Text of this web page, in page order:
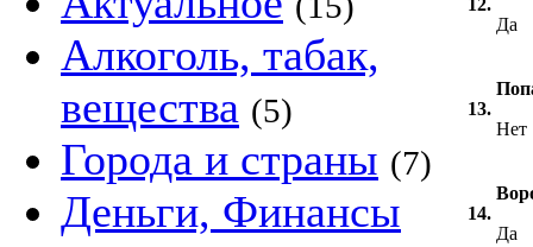
Алкоголь, табак,
вещества (5)
Города и страны (7)
Деньги, Финансы
12.
Да
13.
Нет
14.
Да